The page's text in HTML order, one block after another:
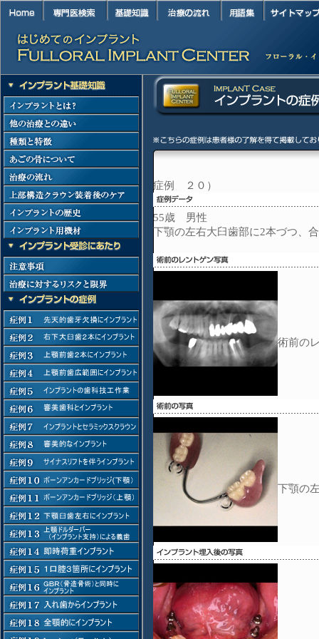
症例 ２０）
55歳 男性
下顎の左右大臼歯部に2本づつ、
術前の
下顎の